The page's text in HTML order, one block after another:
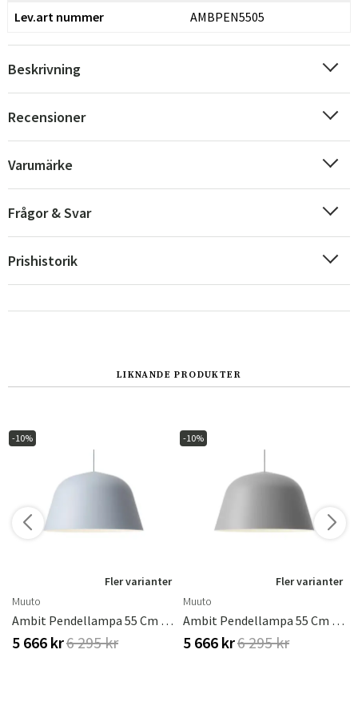
Lev.art nummer AMBPEN5505
Beskrivning
Recensioner
Varumärke
Frågor & Svar
Prishistorik
LIKNANDE PRODUKTER
-10%
Fler varianter
Muuto
Ambit Pendellampa 55 Cm - Light Blue
5 666 kr6 295 kr
-10%
Fler varianter
Muuto
Ambit Pendellampa 55 Cm - Grey
5 666 kr6 295 kr